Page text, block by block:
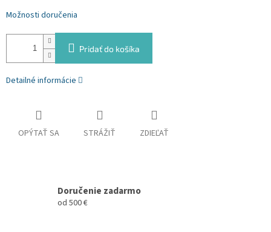
Možnosti doručenia
Pridať do košíka
Detailné informácie
OPÝTAŤ SA STRÁŽIŤ ZDIEĽAŤ
Doručenie zadarmo
od 500 €